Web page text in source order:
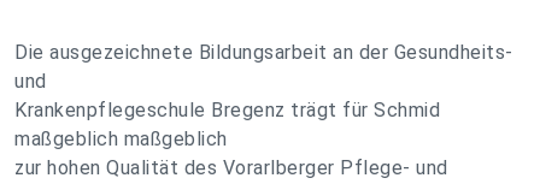
Die ausgezeichnete Bildungsarbeit an der Gesundheits-
und
Krankenpflegeschule Bregenz trägt für Schmid
maßgeblich maßgeblich
zur hohen Qualität des Vorarlberger Pflege- und